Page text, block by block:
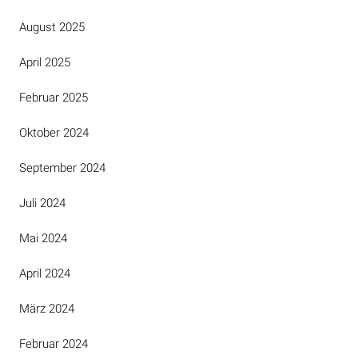
August 2025
April 2025
Februar 2025
Oktober 2024
September 2024
Juli 2024
Mai 2024
April 2024
März 2024
Februar 2024